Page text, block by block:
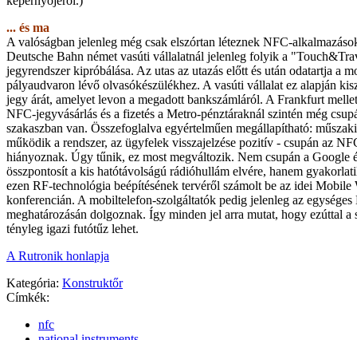
... és ma
A valóságban jelenleg még csak elszórtan léteznek NFC-
Deutsche Bahn német vasúti vállalatnál jelenleg folyik a
jegyrendszer kipróbálása. Az utas az utazás előtt és után odatartja a
pályaudvaron lévő olvasókészülékhez. A vasúti vállalat ez alapján
jegy árát, amelyet levon a megadott bankszámláról. A Frankfurt
NFC-jegyvásárlás és a fizetés a Metro-pénztáraknál szintén még
szakaszban van. Összefoglalva egyértelműen megállapítható:
működik a rendszer, az ügyfelek visszajelzése pozitív - csupán az
hiányoznak. Úgy tűnik, ez most megváltozik. Nem csupán a Google
összpontosít a kis hatótávolságú rádióhullám elvére, hanem
ezen RF-technológia beépítésének tervéről számolt be az idei Mobile
konferencián. A mobiltelefon-szolgáltatók pedig jelenleg az
meghatározásán dolgoznak. Így minden jel arra mutat, hogy ezúttal a
tényleg igazi futótűz lehet.
A Rutronik honlapja
Kategória: Konstruktőr
Címkék:
nfc